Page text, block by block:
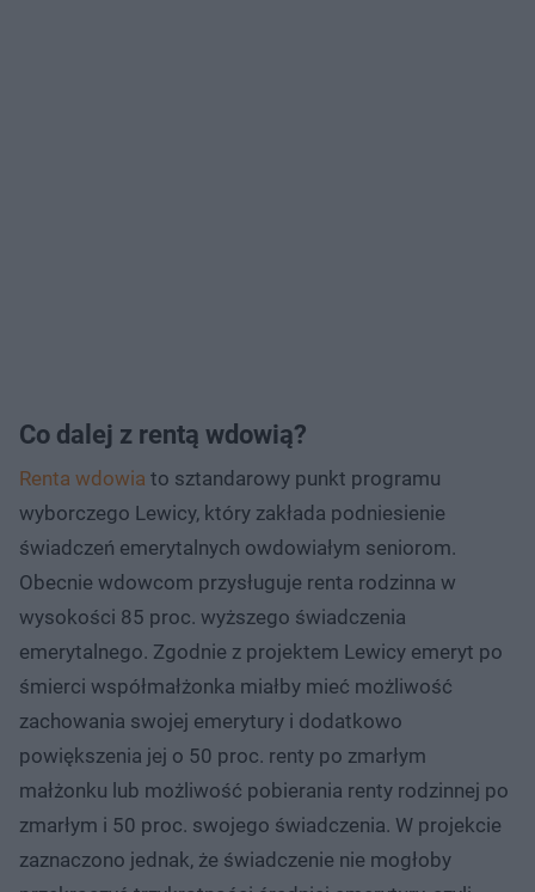
Co dalej z rentą wdowią?
Renta wdowia to sztandarowy punkt programu
wyborczego Lewicy, który zakłada podniesienie
świadczeń emerytalnych owdowiałym seniorom.
Obecnie wdowcom przysługuje renta rodzinna w
wysokości 85 proc. wyższego świadczenia
emerytalnego. Zgodnie z projektem Lewicy emeryt po
śmierci współmałżonka miałby mieć możliwość
zachowania swojej emerytury i dodatkowo
powiększenia jej o 50 proc. renty po zmarłym
małżonku lub możliwość pobierania renty rodzinnej po
zmarłym i 50 proc. swojego świadczenia. W projekcie
zaznaczono jednak, że świadczenie nie mogłoby